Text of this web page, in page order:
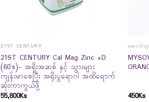
21ST CENTURY
21ST CENTURY Cal Mag Zinc +D
(60`s)- အရိုးအဆစ် နှင့် သွားများ
ကျန်းမာစေပြီး အရိုးပွရောဂါ အထိရောက်
ဆုံးကာကွယ်ဖို့
55,800Ks
ဆေးဝါးမျ
450Ks